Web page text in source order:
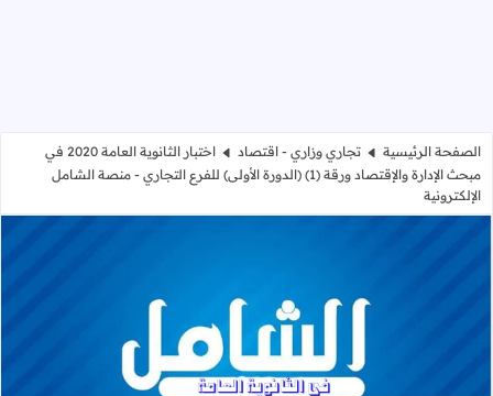
الصفحة الرئيسية تجاري وزاري - اقتصاد
اختبار الثانوية العامة 2020 في
مبحث الإدارة والإقتصاد ورقة (1) (الدورة الأولى) للفرع التجاري - منصة الشامل
الإلكترونية
اختبار الثانوية العامة 2020 في مبحث الإدارة والإقتصاد ورقة (1) (الدورة الأولى) للفرع التجاري - منصة الشامل الإلكترونية